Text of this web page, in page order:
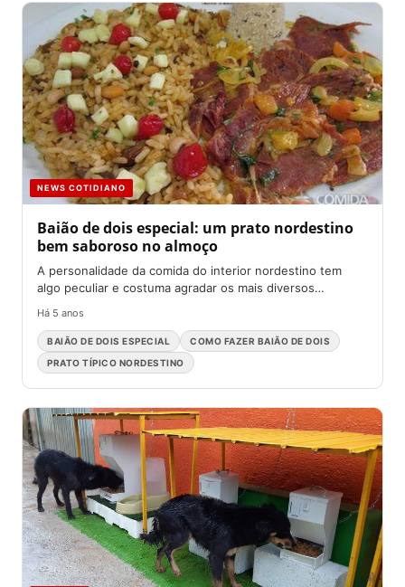
NEWS COTIDIANO
Baião de dois especial: um prato nordestino
bem saboroso no almoço
A personalidade da comida do interior nordestino tem
algo peculiar e costuma agradar os mais diversos
paladares. E...
Há 5 anos
BAIÃO DE DOIS ESPECIAL
COMO FAZER BAIÃO DE DOIS
PRATO TÍPICO NORDESTINO